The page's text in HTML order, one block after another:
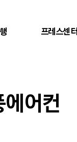
프레스센터
에어컨